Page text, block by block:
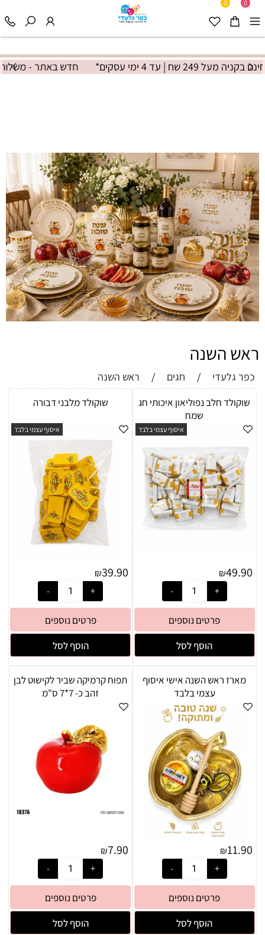
חדש באתר - משלוח חינם בקניה מעל 249 שח | עד 4 ימי עסקים
0
0
ראש השנה
כפר גלעדי / חגים / ראש השנה
שוקולד חלב נפוליאון איכותי חג
שמח
איסוף עצמי בלבד
₪49.90
פרטים נוספים
הוסף לסל
שוקולד מלבני דבורה
איסוף עצמי בלבד
₪39.90
פרטים נוספים
הוסף לסל
מארז ראש השנה אישי איסוף
עצמי בלבד
₪11.90
פרטים נוספים
הוסף לסל
תפוח קרמיקה שביר לקישוט לבן
זהב כ- 7*7 ס"מ
₪7.90
פרטים נוספים
הוסף לסל